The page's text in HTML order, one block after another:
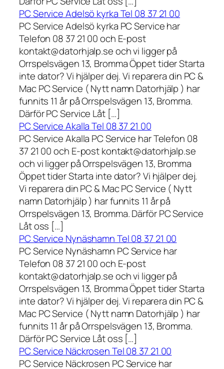
PC Service Adelsö kyrka Tel 08 37 21 00
PC Service Adelsö kyrka PC Service har
Telefon 08 37 21 00 och E-post
kontakt@datorhjalp.se och vi ligger på
Orrspelsvägen 13, Bromma Öppet tider Starta
inte dator? Vi hjälper dej. Vi reparera din PC &
Mac PC Service ( Nytt namn Datorhjälp ) har
funnits 11 år på Orrspelsvägen 13, Bromma.
Därför PC Service Låt […]
PC Service Akalla Tel 08 37 21 00
PC Service Akalla PC Service har Telefon 08
37 21 00 och E-post kontakt@datorhjalp.se
och vi ligger på Orrspelsvägen 13, Bromma
Öppet tider Starta inte dator? Vi hjälper dej.
Vi reparera din PC & Mac PC Service ( Nytt
namn Datorhjälp ) har funnits 11 år på
Orrspelsvägen 13, Bromma. Därför PC Service
Låt oss […]
PC Service Nynäshamn Tel 08 37 21 00
PC Service Nynäshamn PC Service har
Telefon 08 37 21 00 och E-post
kontakt@datorhjalp.se och vi ligger på
Orrspelsvägen 13, Bromma Öppet tider Starta
inte dator? Vi hjälper dej. Vi reparera din PC &
Mac PC Service ( Nytt namn Datorhjälp ) har
funnits 11 år på Orrspelsvägen 13, Bromma.
Därför PC Service Låt oss […]
PC Service Näckrosen Tel 08 37 21 00
PC Service Näckrosen PC Service har